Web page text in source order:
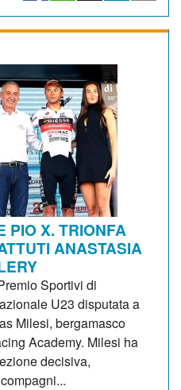
PIO X. TRIONFA
ANASTASIA
Sportivi di
U23 disputata a
Milesi, bergamasco
Academy. Milesi ha
decisiva,